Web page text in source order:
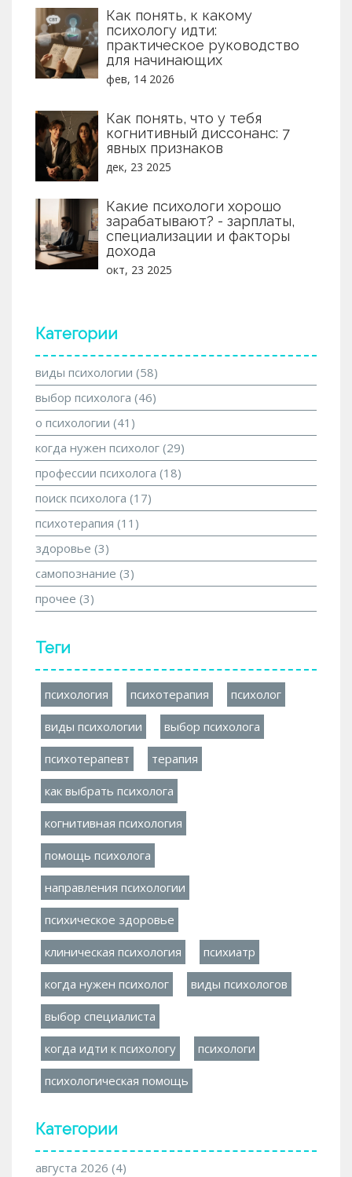
Как понять, к какому
психологу идти:
практическое руководство
для начинающих
фев, 14 2026
Как понять, что у тебя
когнитивный диссонанс: 7
явных признаков
дек, 23 2025
Какие психологи хорошо
зарабатывают? - зарплаты,
специализации и факторы
дохода
окт, 23 2025
Категории
виды психологии (58)
выбор психолога (46)
о психологии (41)
когда нужен психолог (29)
профессии психолога (18)
поиск психолога (17)
психотерапия (11)
здоровье (3)
самопознание (3)
прочее (3)
Теги
психология психотерапия психолог
виды психологии выбор психолога
психотерапевт терапия
как выбрать психолога
когнитивная психология
помощь психолога
направления психологии
психическое здоровье
клиническая психология психиатр
когда нужен психолог виды психологов
выбор специалиста
когда идти к психологу психологи
психологическая помощь
Категории
августа 2026 (4)